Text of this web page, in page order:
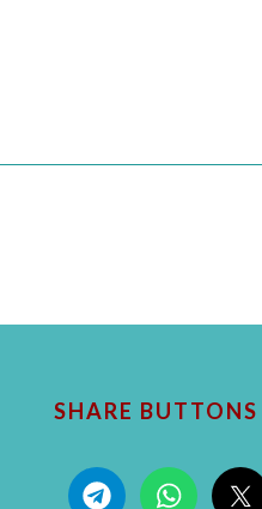
SHARE BUTTONS